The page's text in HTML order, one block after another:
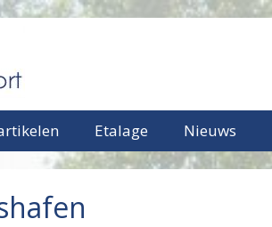
Etalage Nieuws